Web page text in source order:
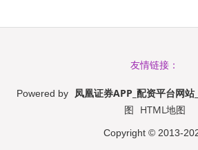
友情链接：
Powered by 凤凰证券APP_配资平台网站
图 HTML地图
Copyright © 2013-